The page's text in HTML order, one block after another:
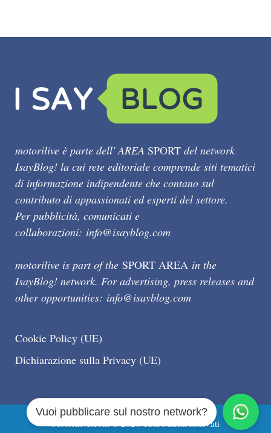
motorilive è parte dell' AREA SPORT del network
IsayBlog! la cui rete editoriale comprende siti tematici
di informazione indipendente che contano sul
contributo di appassionati ed esperti del settore.
Per pubblicità, comunicati e
collaborazioni: info@isayblog.com
motorilive is part of the SPORT AREA in the
IsayBlog! network. For advertising, press releases and
other opportunities: info@isayblog.com
Cookie Policy (UE)
Dichiarazione sulla Privacy (UE)
Motorilive.com © 2026 Tutti i diritti riservati
Vuoi pubblicare sul nostro network?